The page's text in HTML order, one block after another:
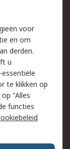
voor
en om
derden.
u
te klikken op
"Alles
functies